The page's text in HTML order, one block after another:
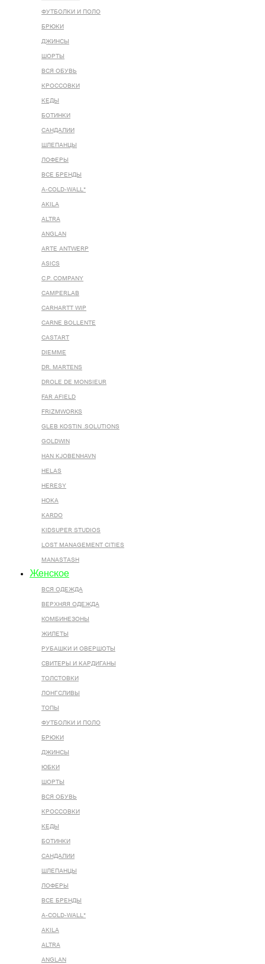
ФУТБОЛКИ И ПОЛО
БРЮКИ
ДЖИНСЫ
ШОРТЫ
ВСЯ ОБУВЬ
КРОССОВКИ
КЕДЫ
БОТИНКИ
САНДАЛИИ
ШЛЕПАНЦЫ
ЛОФЕРЫ
ВСЕ БРЕНДЫ
A-COLD-WALL*
AKILA
ALTRA
ANGLAN
ARTE ANTWERP
ASICS
C.P. COMPANY
CAMPERLAB
CARHARTT WIP
CARNE BOLLENTE
CASTART
DIEMME
DR. MARTENS
DROLE DE MONSIEUR
FAR AFIELD
FRIZMWORKS
GLEB KOSTIN .SOLUTIONS
GOLDWIN
HAN KJOBENHAVN
HELAS
HERESY
HOKA
KARDO
KIDSUPER STUDIOS
LOST MANAGEMENT CITIES
MANASTASH
Женское
ВСЯ ОДЕЖДА
ВЕРХНЯЯ ОДЕЖДА
КОМБИНЕЗОНЫ
ЖИЛЕТЫ
РУБАШКИ И ОВЕРШОТЫ
СВИТЕРЫ И КАРДИГАНЫ
ТОЛСТОВКИ
ЛОНГСЛИВЫ
ТОПЫ
ФУТБОЛКИ И ПОЛО
БРЮКИ
ДЖИНСЫ
ЮБКИ
ШОРТЫ
ВСЯ ОБУВЬ
КРОССОВКИ
КЕДЫ
БОТИНКИ
САНДАЛИИ
ШЛЕПАНЦЫ
ЛОФЕРЫ
ВСЕ БРЕНДЫ
A-COLD-WALL*
AKILA
ALTRA
ANGLAN